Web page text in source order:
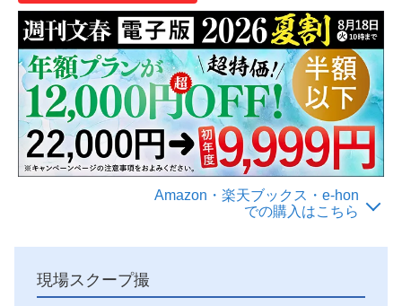
Amazon・楽天ブックス・e-hon
での購入はこちら
現場スクープ撮